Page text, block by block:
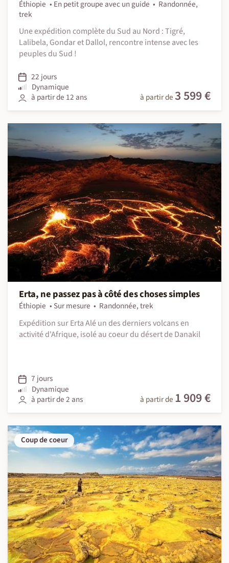
Éthiopie En petit groupe avec un guide
Randonnée,
trek
Une expédition complète du Sud au Nord : Tigré,
Lalibela, Gondar et Dallol, rencontre intense avec les
peuples du Sud !
22 jours
Dynamique
à partir de 12 ans
à partir de 3 599 €
Erta, ne passez pas à côté des choses simples
Éthiopie Sur mesure
Randonnée, trek
Expédition sur Erta Alé un des derniers volcans en
activité d'Afrique, isolé au coeur du désert de Danakil
7 jours
Dynamique
à partir de 2 ans
à partir de 1 909 €
Coup de coeur